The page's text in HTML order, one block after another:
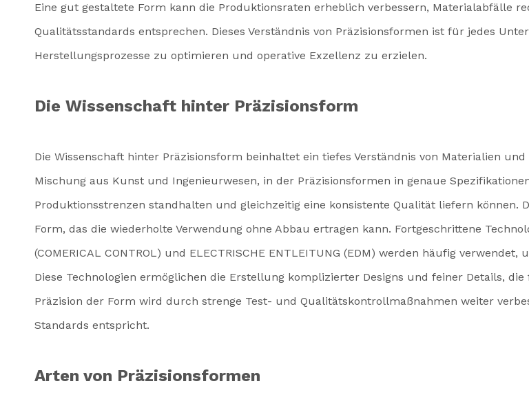
Eine gut gestaltete Form kann die Produktionsraten erheblich verbessern, Materialabfälle
Qualitätsstandards entsprechen. Dieses Verständnis von Präzisionsformen ist für jedes
Herstellungsprozesse zu optimieren und operative Exzellenz zu erzielen.
Die Wissenschaft hinter Präzisionsform
Die Wissenschaft hinter Präzisionsform beinhaltet ein tiefes Verständnis von Materialien
Mischung aus Kunst und Ingenieurwesen, in der Präzisionsformen in genaue
Produktionsstrenzen standhalten und gleichzeitig eine konsistente Qualität liefern können.
Form, das die wiederholte Verwendung ohne Abbau ertragen kann. Fortgeschrittene
(COMERICAL CONTROL) und ELECTRISCHE ENTLEITUNG (EDM) werden häufig
Diese Technologien ermöglichen die Erstellung komplizierter Designs und feiner Details,
Präzision der Form wird durch strenge Test- und Qualitätskontrollmaßnahmen weiter
Standards entspricht.
Arten von Präzisionsformen